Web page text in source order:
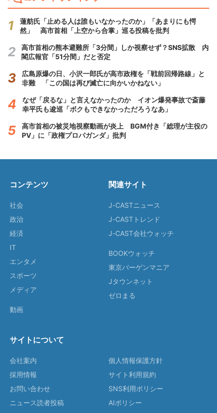
蓮舫氏「止める人は誰もいなかったのか」「あまりにも愕
然」 高市首相「上空から合掌」巡る投稿を批判
高市首相の熊本避難所「3分間」しか視察せず？SNS拡散 内
閣広報官「51分間」だと否定
広島原爆の日、小沢一郎氏が高市政権を「戦前回帰路線」と
非難 「この国は再び滅亡に向かいかねない」
なぜ「戻るな」と言えなかったのか イオン爆発事故で斎藤
幸平氏も逡巡「ボクもできなかっただろうなあ」
高市首相の被災地視察動画が炎上 BGM付き「総理が主役の
PV」に「政権プロパガンダ」批判
コンテンツ
社会
政治
経済
IT
エンタメ
スポーツ
メディア
動画
関連サイト
J-CASTニュース
J-CASTトレンド
J-CAST会社ウォッチ
BOOKウォッチ
東京バーゲンマニア
Jタウンネット
ゼロまる
サイトについて
会社案内
採用情報
お問い合わせ
ニュース読者投稿
個人情報保護方針
サイト利用規約
SNS利用ポリシー
AIポリシー